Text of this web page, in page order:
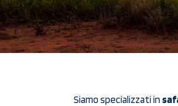
Siamo specializzati in